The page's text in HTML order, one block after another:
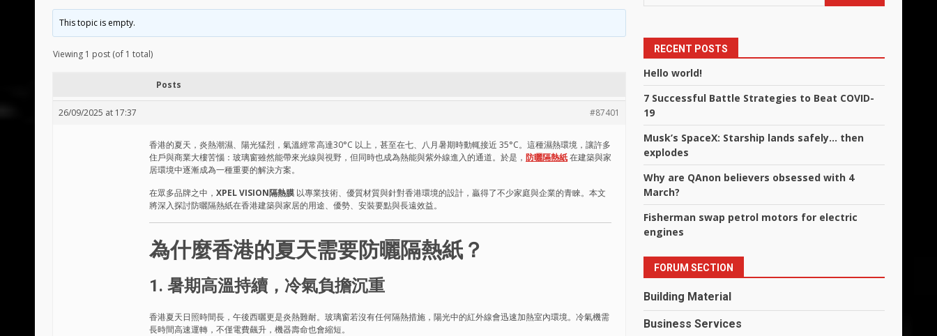
This topic is empty.
Viewing 1 post (of 1 total)
Posts
26/09/2025 at 17:37 #87401
香港的夏天，炎熱潮濕、陽光猛烈，氣溫經常高達30°C 以上，甚至在七、八月暑期時動輒接近 35°C。這種濕熱環境，讓許多
住戶與商業大樓苦惱：玻璃窗雖然能帶來光線與視野，但同時也成為熱能與紫外線進入的通道。於是， 防曬隔熱紙在建築與家
居環境中逐漸成為一種重要的解決方案。
在眾多品牌之中， XPEL VISION隔熱膜 以專業技術、優質材質與針對香港環境的設計，贏得了不少家庭與企業的青睞。本文
將深入探討防曬隔熱紙在香港建築與家居的用途、優勢、安裝要點與長遠效益。
為什麼香港的夏天需要防曬隔熱紙？
1. 暑期高溫持續，冷氣負擔沉重
香港夏天日照時間長，午後西曬更是炎熱難耐。玻璃窗若沒有任何隔熱措施，陽光中的紅外線會迅速加熱室內環境。冷氣機需
長時間高速運轉，不僅電費飆升，機器壽命也會縮短。
RECENT POSTS
Hello world!
7 Successful Battle Strategies to Beat COVID-
19
Musk’s SpaceX: Starship lands safely… then
explodes
Why are QAnon believers obsessed with 4
March?
Fisherman swap petrol motors for electric
engines
FORUM SECTION
Building Material
Business Services